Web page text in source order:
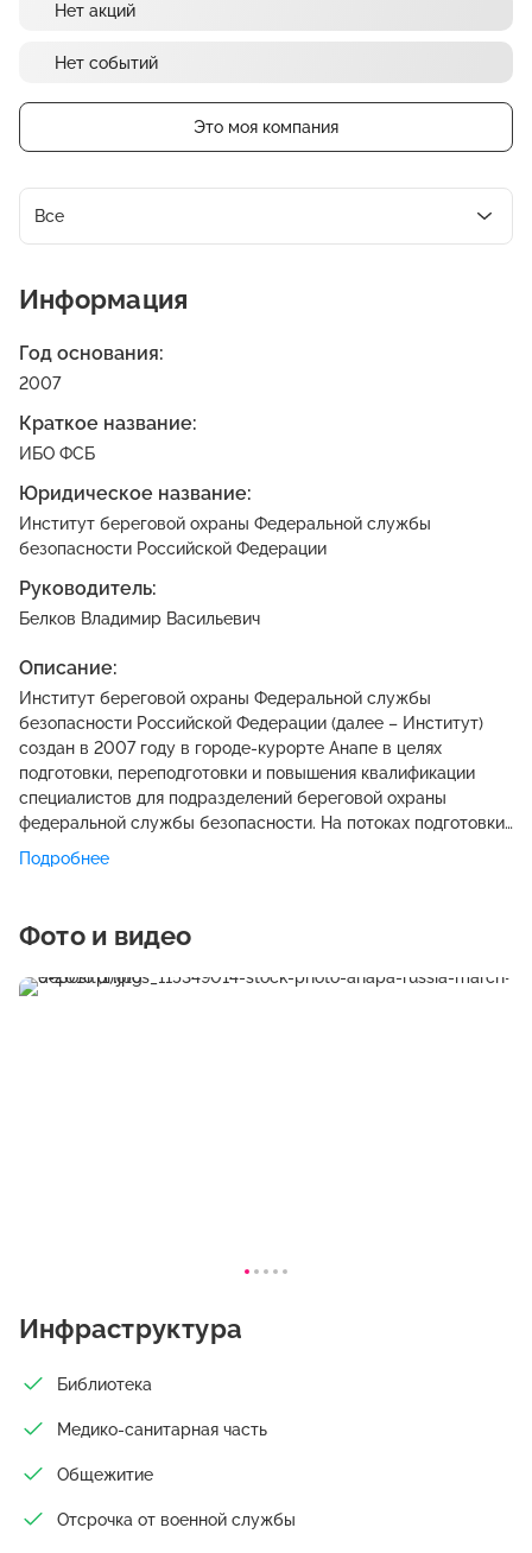
Нет акций
Нет событий
Это моя компания
Все
Информация
Год основания:
2007
Краткое название:
ИБО ФСБ
Юридическое название:
Институт береговой охраны Федеральной службы
безопасности Российской Федерации
Руководитель:
Белков Владимир Васильевич
Описание:
Институт береговой охраны Федеральной службы
безопасности Российской Федерации (далее – Институт)
создан в 2007 году в городе-курорте Анапе в целях
подготовки, переподготовки и повышения квалификации
специалистов для подразделений береговой охраны
федеральной службы безопасности. На потоках подготовки
по очной форме проводится обучение специалистов для
экипажей пограничных сторожевых кораблей и катеров,
защите экономических и иных законных интересов России в
морских пространствах, а также сотрудников
охраны морских биологических ресурсов, по
Подробнее
Фото и видео
Инфраструктура
Библиотека
Медико-санитарная часть
Общежитие
Отсрочка от военной службы